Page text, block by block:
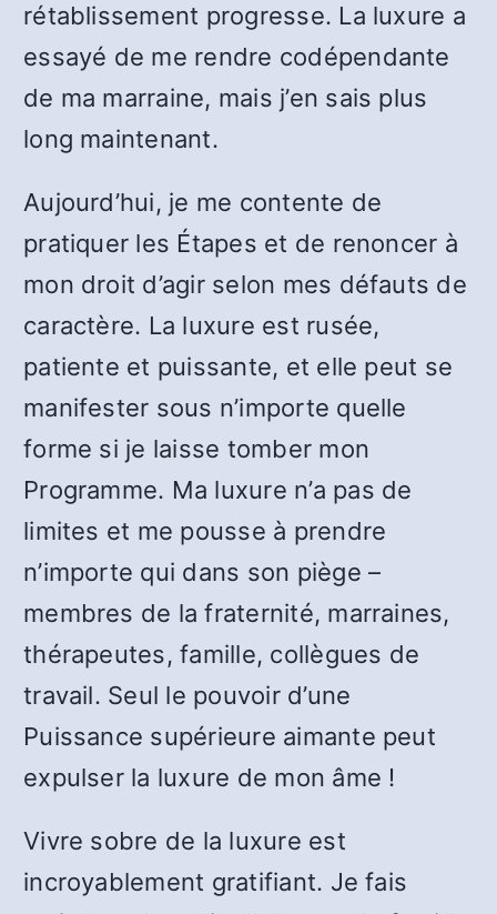
rétablissement progresse. La luxure a
essayé de me rendre codépendante
de ma marraine, mais j’en sais plus
long maintenant.
Aujourd’hui, je me contente de
pratiquer les Étapes et de renoncer à
mon droit d’agir selon mes défauts de
caractère. La luxure est rusée,
patiente et puissante, et elle peut se
manifester sous n’importe quelle
forme si je laisse tomber mon
Programme. Ma luxure n’a pas de
limites et me pousse à prendre
n’importe qui dans son piège –
membres de la fraternité, marraines,
thérapeutes, famille, collègues de
travail. Seul le pouvoir d’une
Puissance supérieure aimante peut
expulser la luxure de mon âme !
Vivre sobre de la luxure est
incroyablement gratifiant. Je fais